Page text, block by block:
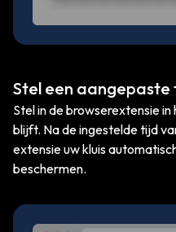
Stel een aangepaste
Stel in de browserextensie
blijft. Na de ingestelde tijd
extensie uw kluis
beschermen.